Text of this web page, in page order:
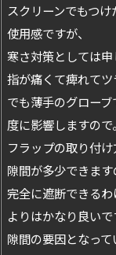
スクリーンでもつ
使用感ですが、
寒さ対策としては申
指が痛くて痺れてツ
でも薄手のグロー
度に影響しますので。
フラップの取り付
隙間が多少できます
完全に遮断できる
よりはかなり良いで
隙間の要因となっ